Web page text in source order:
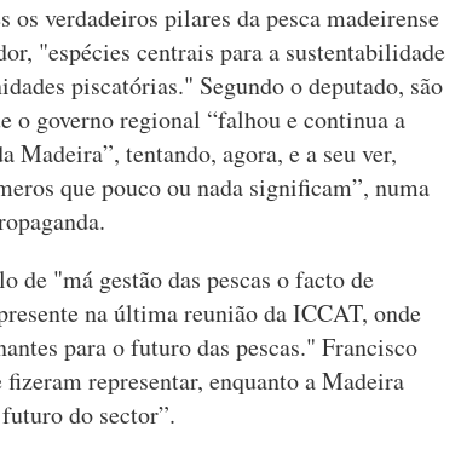
os verdadeiros pilares da pesca madeirense
"espécies centrais para a sustentabilidade
piscatórias." Segundo o deputado, são
o governo regional “falhou e continua a
Madeira”, tentando, agora, e a seu ver,
que pouco ou nada significam”, numa
de "má gestão das pescas o facto de
na última reunião da ICCAT, onde
para o futuro das pescas." Francisco
fizeram representar, enquanto a Madeira
do sector”.